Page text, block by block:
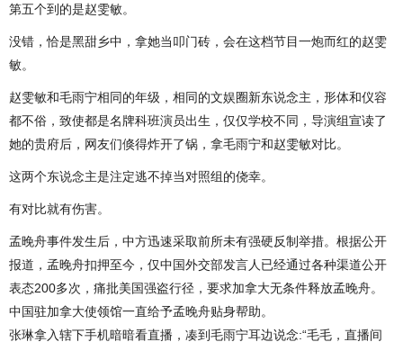
第五个到的是赵雯敏。
没错，恰是黑甜乡中，拿她当叩门砖，会在这档节目一炮而红的赵雯
敏。
赵雯敏和毛雨宁相同的年级，相同的文娱圈新东说念主，形体和仪容
都不俗，致使都是名牌科班演员出生，仅仅学校不同，导演组宣读了
她的贵府后，网友们倏得炸开了锅，拿毛雨宁和赵雯敏对比。
这两个东说念主是注定逃不掉当对照组的侥幸。
有对比就有伤害。
孟晚舟事件发生后，中方迅速采取前所未有强硬反制举措。根据公开
报道，孟晚舟扣押至今，仅中国外交部发言人已经通过各种渠道公开
表态200多次，痛批美国强盗行径，要求加拿大无条件释放孟晚舟。
中国驻加拿大使领馆一直给予孟晚舟贴身帮助。
张琳拿入辖下手机暗暗看直播，凑到毛雨宁耳边说念:“毛毛，直播间